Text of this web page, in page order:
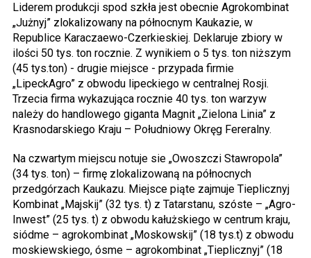
Liderem produkcji spod szkła jest obecnie Agrokombinat
„Jużnyj” zlokalizowany na północnym Kaukazie, w
Republice Karaczaewo-Czerkieskiej. Deklaruje zbiory w
ilości 50 tys. ton rocznie. Z wynikiem o 5 tys. ton niższym
(45 tys.ton) - drugie miejsce - przypada firmie
„LipeckAgro” z obwodu lipeckiego w centralnej Rosji.
Trzecia firma wykazująca rocznie 40 tys. ton warzyw
należy do handlowego giganta Magnit „Zielona Linia” z
Krasnodarskiego Kraju – Południowy Okręg Fereralny.
Na czwartym miejscu notuje sie „Owoszczi Stawropola”
(34 tys. ton) – firmę zlokalizowaną na północnych
przedgórzach Kaukazu. Miejsce piąte zajmuje Tieplicznyj
Kombinat „Majskij” (32 tys. t) z Tatarstanu, szóste – „Agro-
Inwest” (25 tys. t) z obwodu kałużskiego w centrum kraju,
siódme – agrokombinat „Moskowskij” (18 tys.t) z obwodu
moskiewskiego, ósme – agrokombinat „Tieplicznyj” (18